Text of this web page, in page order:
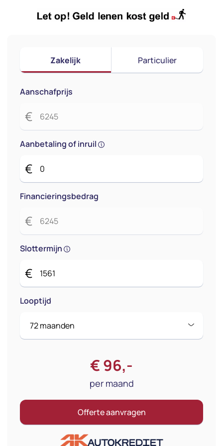
Zakelijk Particulier
Aanschafprijs
€
Aanbetaling of inruil
€
Financieringsbedrag
€
Slottermijn
€
Looptijd
€96,-
per maand
Offerte aanvragen